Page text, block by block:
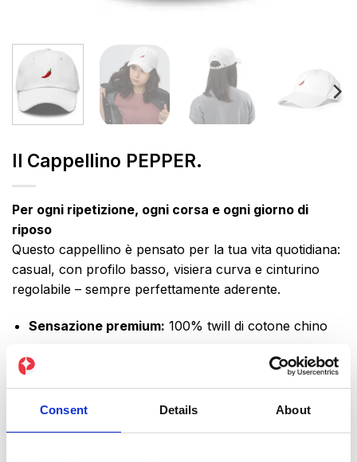
Consent Details About
Il Cappellino PEPPER.
Per ogni ripetizione, ogni corsa e ogni giorno di
riposo
Questo cappellino è pensato per la tua vita quotidiana:
casual, con profilo basso, visiera curva e cinturino
regolabile – sempre perfettamente aderente.
Sensazione premium: 100% twill di cotone chino
Stampa:
massimo comfort